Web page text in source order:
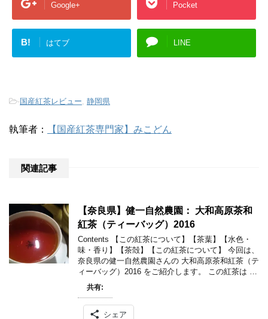
Google+ Pocket
B! はてブ LINE
-国産紅茶レビュー 静岡県
執筆者： 【国産紅茶専門家】みこどん
関連記事
【奈良県】健一自然農園： 大和高原茶和
紅茶（ティーバッグ）2016
Contents 【この紅茶について】【茶葉】【水色・
味・香り】【茶殻】【この紅茶について】 今回は、
奈良県の健一自然農園さんの 大和高原茶和紅茶（テ
ィーバッグ）2016 をご紹介します。 この紅茶は …
共有:
シェア